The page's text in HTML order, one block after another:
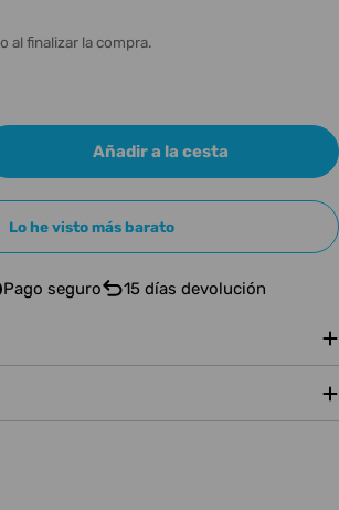
al finalizar la compra.
para YUER CLASSIC
cantidad para YUER
Añadir a la cesta
Lo he visto más barato
Pago seguro 15 días devolución